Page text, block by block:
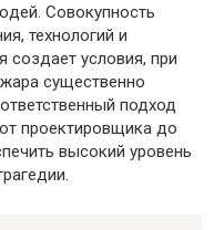
Совокупность
технологий и
создает условия, при
существенно
подход
проектировщика до
высокий уровень